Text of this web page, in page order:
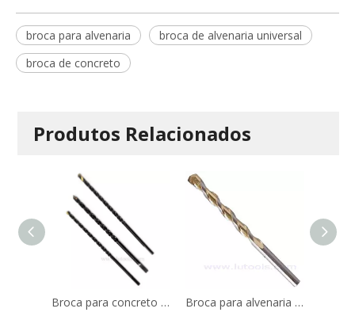
broca para alvenaria
broca de alvenaria universal
broca de concreto
Produtos Relacionados
Broca para concreto Tapcon (MD-010) Broca para alvenaria multiuso (ouro e prata)